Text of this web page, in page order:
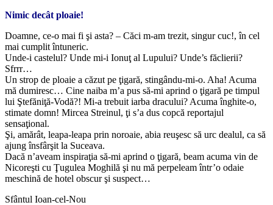
Nimic decât ploaie!
Doamne, ce-o mai fi şi asta? – Căci m-am trezit, singur cuc!, în cel
mai cumplit întuneric.
Unde-i castelul? Unde mi-i Ionuţ al Lupului? Unde’s făclierii?
Sfrrr…
Un strop de ploaie a căzut pe ţigară, stingându-mi-o. Aha! Acuma
mă dumiresc… Cine naiba m’a pus să-mi aprind o ţigară pe timpul
lui Ştefăniţă-Vodă?! Mi-a trebuit iarba dracului? Acuma înghite-o,
stimate domn! Mircea Streinul, ţi s’a dus copcă reportajul
sensaţional.
Şi, amărât, leapa-leapa prin noroaie, abia reuşesc să urc dealul, ca să
ajung însfârşit la Suceava.
Dacă n’aveam inspiraţia să-mi aprind o ţigară, beam acuma vin de
Nicoreşti cu Ţugulea Moghilă şi nu mă perpeleam într’o odaie
meschină de hotel obscur şi suspect…
Sfântul Ioan-cel-Nou